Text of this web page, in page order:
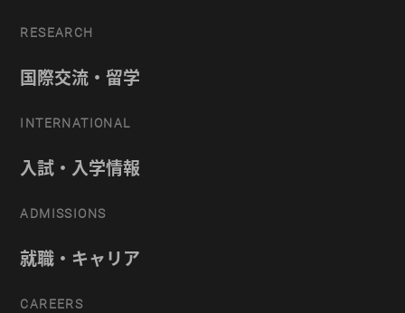
RESEARCH
国際交流・留学
INTERNATIONAL
入試・入学情報
ADMISSIONS
就職・キャリア
CAREERS